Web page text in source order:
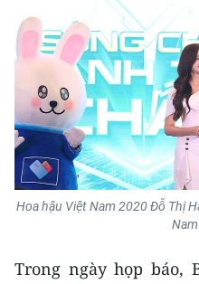
Hoa hậu Việt Nam 2020 Đỗ Thị
Trong ngày họp báo,